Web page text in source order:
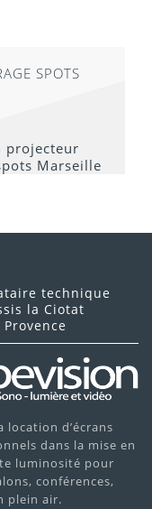
SPOTS
technique
la Ciotat
location d’écrans
dans la mise en
luminosité pour
conférences,
plein air.